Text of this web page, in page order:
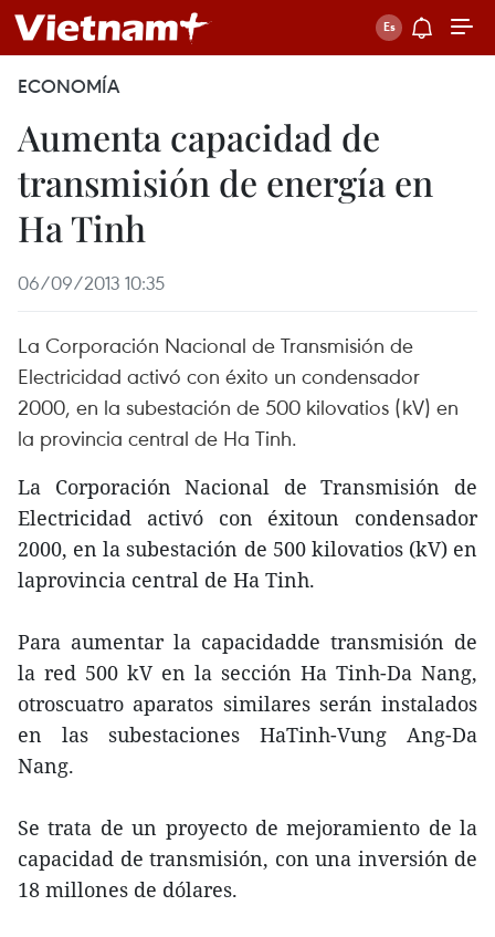
ECONOMÍA
Aumenta capacidad de
transmisión de energía en
Ha Tinh
06/09/2013 10:35
La Corporación Nacional de Transmisión de
Electricidad activó con éxito un condensador
2000, en la subestación de 500 kilovatios (kV) en
la provincia central de Ha Tinh.
La Corporación Nacional de Transmisión de
Electricidad activó con éxitoun condensador
2000, en la subestación de 500 kilovatios (kV) en
laprovincia central de Ha Tinh.
Para aumentar la capacidadde transmisión de
la red 500 kV en la sección Ha Tinh-Da Nang,
otroscuatro aparatos similares serán instalados
en las subestaciones HaTinh-Vung Ang-Da
Nang.
Se trata de un proyecto de mejoramiento de la
capacidad de transmisión, con una inversión de
18 millones de dólares.